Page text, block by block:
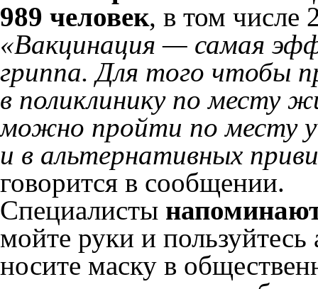
989 человек, в том числе
«Вакцинация — самая
гриппа. Для того чтобы
в поликлинику по месту
можно пройти по месту
и в альтернативных
говорится в сообщении.
Специалисты
мойте руки и пользуйтесь
носите маску в